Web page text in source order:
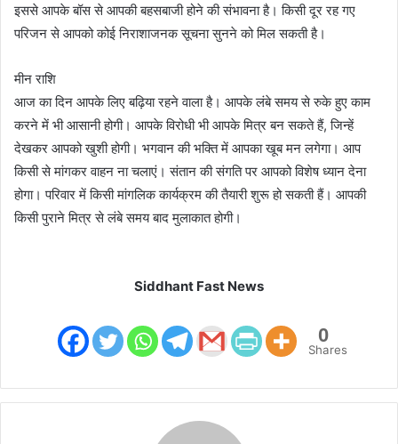
इससे आपके बॉस से आपकी बहसबाजी होने की संभावना है। किसी दूर रह गए
परिजन से आपको कोई निराशाजनक सूचना सुनने को मिल सकती है।
मीन राशि
आज का दिन आपके लिए बढ़िया रहने वाला है। आपके लंबे समय से रुके हुए काम
करने में भी आसानी होगी। आपके विरोधी भी आपके मित्र बन सकते हैं, जिन्हें
देखकर आपको खुशी होगी। भगवान की भक्ति में आपका खूब मन लगेगा। आप
किसी से मांगकर वाहन ना चलाएं। संतान की संगति पर आपको विशेष ध्यान देना
होगा। परिवार में किसी मांगलिक कार्यक्रम की तैयारी शुरू हो सकती हैं। आपकी
किसी पुराने मित्र से लंबे समय बाद मुलाकात होगी।
Siddhant Fast News
0
Shares